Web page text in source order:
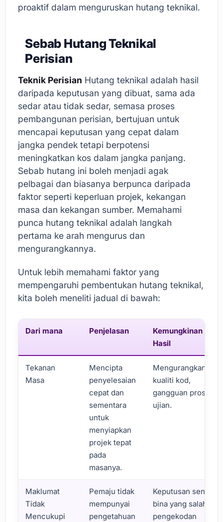
proaktif dalam menguruskan hutang teknikal.
Sebab Hutang Teknikal
Perisian
Teknik Perisian Hutang teknikal adalah hasil
daripada keputusan yang dibuat, sama ada
sedar atau tidak sedar, semasa proses
pembangunan perisian, bertujuan untuk
mencapai keputusan yang cepat dalam
jangka pendek tetapi berpotensi
meningkatkan kos dalam jangka panjang.
Sebab hutang ini boleh menjadi agak
pelbagai dan biasanya berpunca daripada
faktor seperti keperluan projek, kekangan
masa dan kekangan sumber. Memahami
punca hutang teknikal adalah langkah
pertama ke arah mengurus dan
mengurangkannya.
Untuk lebih memahami faktor yang
mempengaruhi pembentukan hutang teknikal,
kita boleh meneliti jadual di bawah:
Dari mana Penjelasan
Kemungkinan
Hasil
Tekanan
Masa
Mencipta
penyelesaian
cepat dan
sementara
untuk
menyiapkan
projek tepat
pada
masanya.
Mengurangkan
kualiti kod,
gangguan proses
ujian.
Maklumat
Tidak
Mencukupi
Pemaju tidak
mempunyai
pengetahuan
Keputusan seni
bina yang salah,
pengekodan